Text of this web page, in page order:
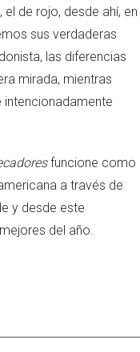
de rojo, desde ahí, en
sus verdaderas
las diferencias
mirada, mientras
intencionadamente
funcione como
a través de
y desde este
del año.